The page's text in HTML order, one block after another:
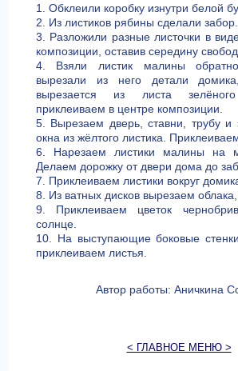
1. Обклеили коробку изнутри белой
2. Из листиков рябины сделали забор.
3. Разложили разные листочки в
композиции, оставив середину
4. Взяли листик малины
вырезали из него детали
вырезается из листа
приклеиваем в центре композиции.
5. Вырезаем дверь, ставни, трубу и
окна из жёлтого листика.
6. Нарезаем листики малины на
Делаем дорожку от двери дома до
7. Приклеиваем листики вокруг
8. Из ватных дисков вырезаем
9. Приклеиваем цветок
солнце.
10. На выступающие боковые
приклеиваем листья.
Автор работы: Аничкина
< ГЛАВНОЕ МЕНЮ >